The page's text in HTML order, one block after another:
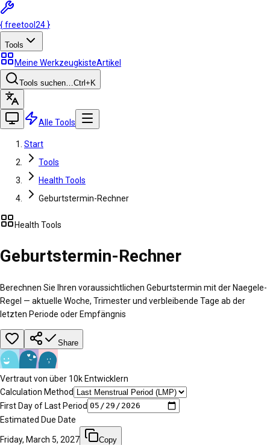
{freetool 24 }
Tools
Meine WerkzeugkisteArtikel
Tools suchen…Ctrl +K
Alle Tools
Start
Tools
Health Tools
Geburtstermin-Rechner
Health Tools
Geburtstermin-Rechner
Berechnen Sie Ihren voraussichtlichen Geburtstermin mit der Naegele-
Regel — aktuelle Woche, Trimester und verbleibende Tage ab der
letzten Periode oder Empfängnis
Share
Vertraut von über 10k Entwicklern
Calculation Method
First Day of Last Period
Estimated Due Date
Friday, March 5, 2027 Copy